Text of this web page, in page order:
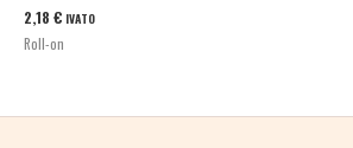
2,18 € IVATO
Roll-on